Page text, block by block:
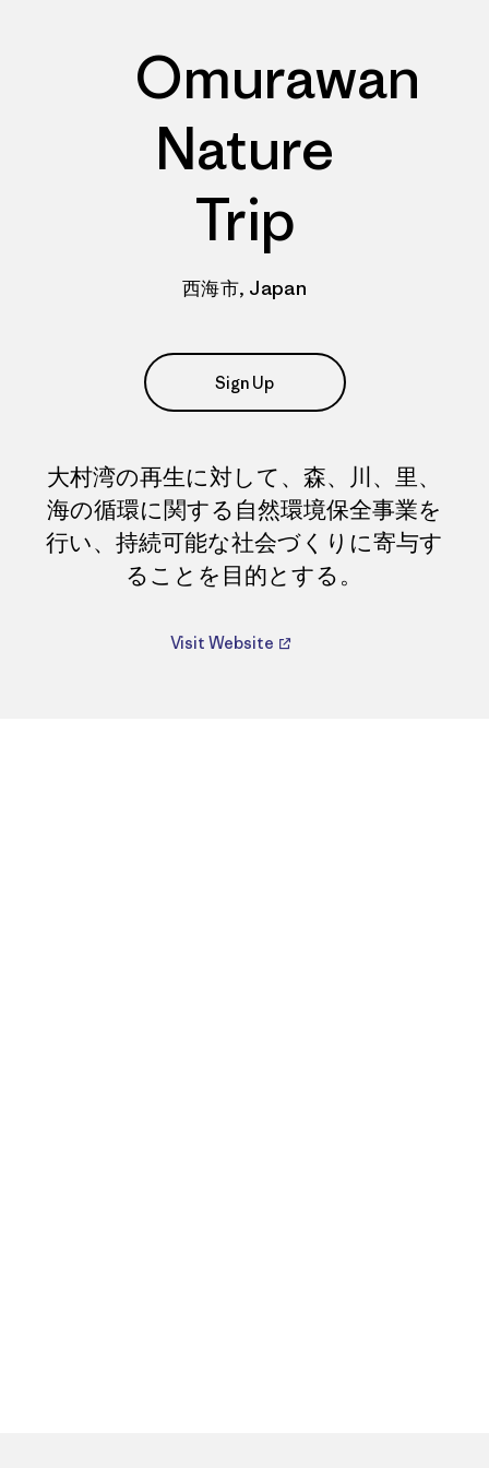
Omurawan
Nature
Trip
西海市, Japan
Sign Up
大村湾の再生に対して、森、川、里、
海の循環に関する自然環境保全事業を
行い、持続可能な社会づくりに寄与す
ることを目的とする。
Visit Website